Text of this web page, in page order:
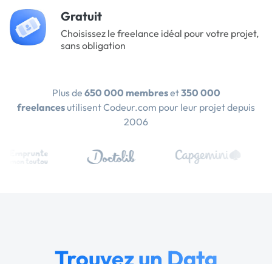
Gratuit
Choisissez le freelance idéal pour votre projet,
sans obligation
Plus de 650 000 membreset350 000
freelances utilisent Codeur.com pour leur projet depuis
2006
Trouvez un Data